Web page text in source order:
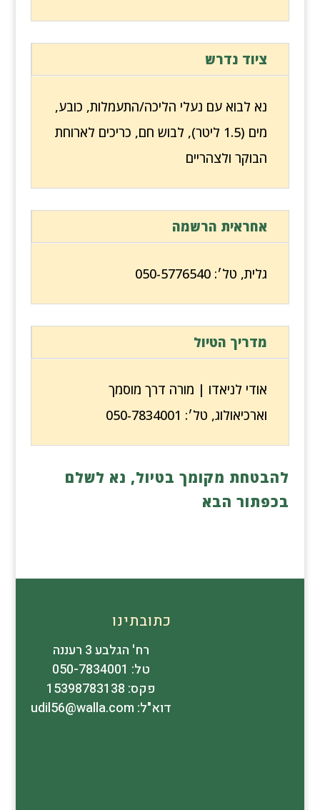
ציוד נדרש
נא לבוא עם נעלי הליכה/התעמלות, כובע,
מים (1.5 ליטר), לבוש חם, כריכים לארוחת
הבוקר ולצהריים
אחראית הרשמה
גלית, טל׳: 050-5776540
מדריך הטיול
אודי לניאדו | מורה דרך מוסמך
וארכיאולוג, טל׳: 050-7834001
להבטחת מקומך בטיול, נא לשלם
בכפתור הבא
כתובתינו
רח' הגלבע 3 רעננה
טל: 050-7834001
פקס: 15398783138
דוא"ל: udil56@walla.com